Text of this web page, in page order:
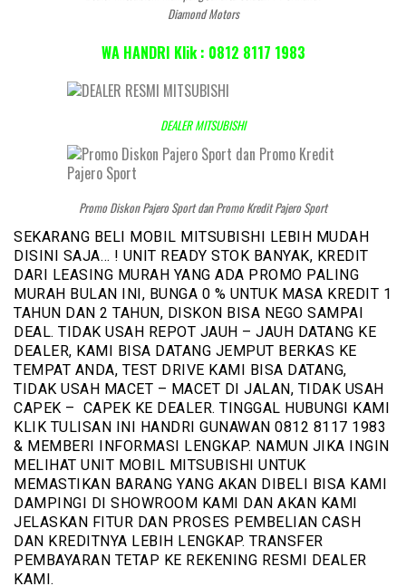
Diamond Motors
WA HANDRI Klik : 0812 8117 1983
DEALER MITSUBISHI
Promo Diskon Pajero Sport dan Promo Kredit Pajero Sport
SEKARANG BELI MOBIL MITSUBISHI LEBIH MUDAH
DISINI SAJA… ! UNIT READY STOK BANYAK, KREDIT
DARI LEASING MURAH YANG ADA PROMO PALING
MURAH BULAN INI, BUNGA 0 % UNTUK MASA KREDIT 1
TAHUN DAN 2 TAHUN, DISKON BISA NEGO SAMPAI
DEAL. TIDAK USAH REPOT JAUH – JAUH DATANG KE
DEALER, KAMI BISA DATANG JEMPUT BERKAS KE
TEMPAT ANDA, TEST DRIVE KAMI BISA DATANG,
TIDAK USAH MACET – MACET DI JALAN, TIDAK USAH
CAPEK – CAPEK KE DEALER. TINGGAL HUBUNGI KAMI
KLIK TULISAN INI HANDRI GUNAWAN 0812 8117 1983
& MEMBERI INFORMASI LENGKAP. NAMUN JIKA INGIN
MELIHAT UNIT MOBIL MITSUBISHI UNTUK
MEMASTIKAN BARANG YANG AKAN DIBELI BISA KAMI
DAMPINGI DI SHOWROOM KAMI DAN AKAN KAMI
JELASKAN FITUR DAN PROSES PEMBELIAN CASH
DAN KREDITNYA LEBIH LENGKAP. TRANSFER
PEMBAYARAN TETAP KE REKENING RESMI DEALER
KAMI.